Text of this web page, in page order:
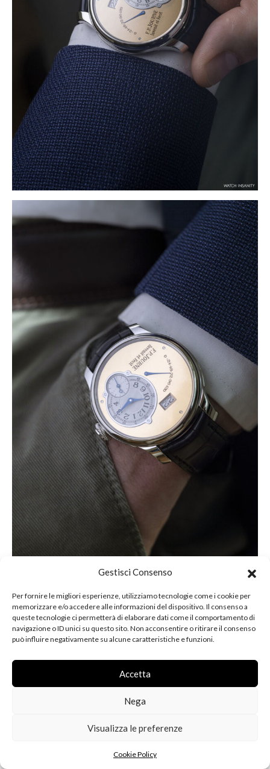
Gestisci Consenso
Per fornire le migliori esperienze, utilizziamo tecnologie come i cookie per
memorizzare e/o accedere alle informazioni del dispositivo. Il consenso a
queste tecnologie ci permetterà di elaborare dati come il comportamento di
navigazione o ID unici su questo sito. Non acconsentire o ritirare il consenso
può influire negativamente su alcune caratteristiche e funzioni.
Accetta
Nega
Visualizza le preferenze
Cookie Policy
approccio all’orologeria discendenti di uno stile che, come
amano dire in manifattura, è “intriso della visione dei
Maestri dell’Illuminismo, di cui François-Paul è l’erede
dell’approccio intellettuale della professione e del suo
rapporto con l’oggetto”.